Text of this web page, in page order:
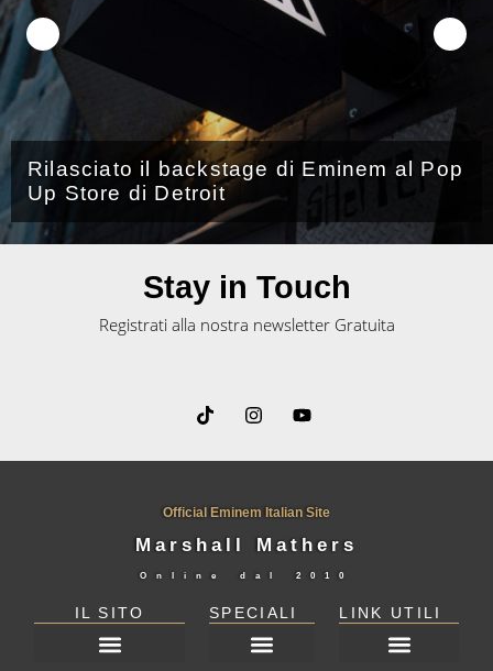
Pop
Eminem, uscito il Behind the
Good Guy con Jessie Reyez
Stay in Touch
Registrati alla nostra newsletter Gratuita
Official Eminem Italian Site
Marshall Mathers
Online dal 2010
IL SITO SPECIALI LINK UTILI